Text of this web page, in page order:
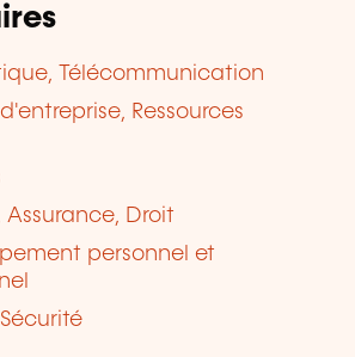
Télécommunication
Ressources
Assurance, Droit
personnel et